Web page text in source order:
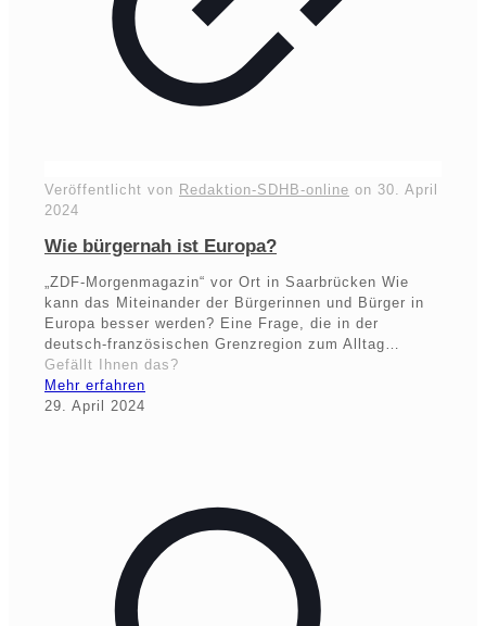
Veröffentlicht von Redaktion-SDHB-online on 30. April
2024
Wie bürgernah ist Europa?
„ZDF-Morgenmagazin“ vor Ort in Saarbrücken Wie
kann das Miteinander der Bürgerinnen und Bürger in
Europa besser werden? Eine Frage, die in der
deutsch-französischen Grenzregion zum Alltag…
Gefällt Ihnen das?
Mehr erfahren
29. April 2024